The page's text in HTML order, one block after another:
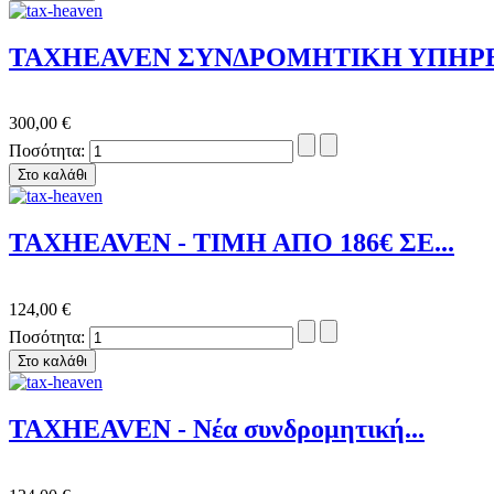
TAXHEAVEN ΣΥΝΔΡΟΜΗΤΙΚΗ
300,00 €
Ποσότητα:
TAXHEAVEN - ΤΙΜΗ ΑΠΟ 186€ ΣΕ...
124,00 €
Ποσότητα:
TAXHEAVEN - Νέα συνδρομητική...